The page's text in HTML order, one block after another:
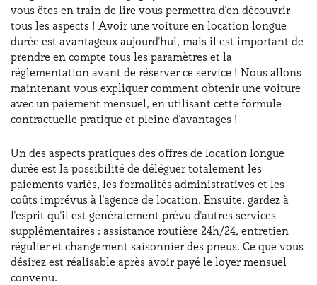
Notre histoire
Travailler avec nous
FONCTIONNEMENT
NOS AVANTAGES
CHOISISSEZ UN PAYS
Besoin d'aide ? 0139280852
vous êtes en train de lire vous permettra d'en découvrir
tous les aspects ! Avoir une voiture en location longue
durée est avantageux aujourd'hui, mais il est important de
prendre en compte tous les paramètres et la
réglementation avant de réserver ce service ! Nous allons
maintenant vous expliquer comment obtenir une voiture
avec un paiement mensuel, en utilisant cette formule
contractuelle pratique et pleine d'avantages !
Un des aspects pratiques des offres de location longue
durée est la possibilité de déléguer totalement les
paiements variés, les formalités administratives et les
coûts imprévus à l'agence de location. Ensuite, gardez à
l'esprit qu'il est généralement prévu d'autres services
supplémentaires : assistance routière 24h/24, entretien
régulier et changement saisonnier des pneus. Ce que vous
désirez est réalisable après avoir payé le loyer mensuel
convenu.